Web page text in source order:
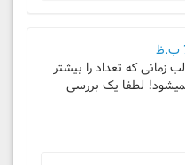
زمانی که تعداد را بیشتر
لطفا یک بررسی